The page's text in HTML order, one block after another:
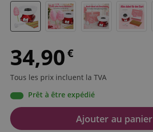
34,90€
Tous les prix incluent la TVA
Prêt à être expédié
Ajouter au panier